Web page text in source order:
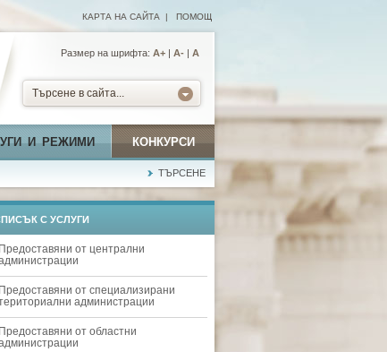
КАРТА НА САЙТА | ПОМОЩ
Размер на шрифта: А+ | A- | A
Търсене в сайта...
И РЕЖИМИ КОНКУРСИ
ТЪРСЕНЕ
С УСЛУГИ
Предоставяни от централни
Предоставяни от специализирани
администрации
Предоставяни от областни